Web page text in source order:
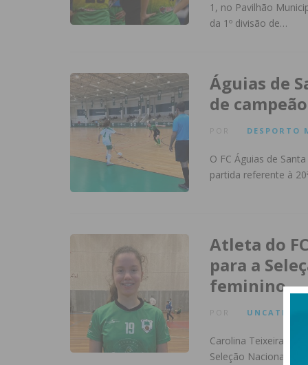
1, no Pavilhão
da 1º divisão de…
Águias de
de
DESPORTO
O FC Águias de
partida referente à
Atleta do
para a
feminino
Carolina Teixeira,
Seleção Nacional